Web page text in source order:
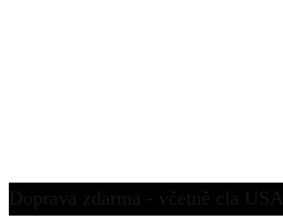
Doprava zdarma - včetně cla USA